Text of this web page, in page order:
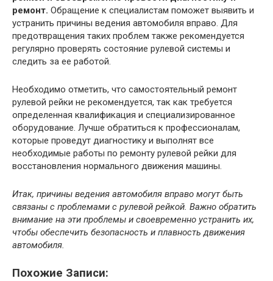
ремонт. Обращение к специалистам поможет выявить и
устранить причины ведения автомобиля вправо. Для
предотвращения таких проблем также рекомендуется
регулярно проверять состояние рулевой системы и
следить за ее работой.
Необходимо отметить, что самостоятельный ремонт
рулевой рейки не рекомендуется, так как требуется
определенная квалификация и специализированное
оборудование. Лучше обратиться к профессионалам,
которые проведут диагностику и выполнят все
необходимые работы по ремонту рулевой рейки для
восстановления нормального движения машины.
Итак, причины ведения автомобиля вправо могут быть
связаны с проблемами с рулевой рейкой. Важно обратить
внимание на эти проблемы и своевременно устранить их,
чтобы обеспечить безопасность и плавность движения
автомобиля.
Похожие Записи: